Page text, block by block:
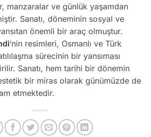
manzaralar ve günlük yaşamdan
Sanatı, döneminin sosyal ve
önemli bir araç olmuştur.
‘nin resimleri, Osmanlı ve Türk
sürecinin bir yansıması
Sanatı, hem tarihi bir dönemin
bir miras olarak günümüzde de
etmektedir.